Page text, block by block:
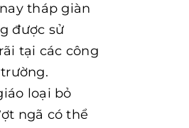
tháp giàn
được sử
tại các công
loại bỏ
ngã có thể